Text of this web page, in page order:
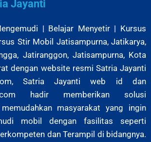
Jayanti
| Belajar Menyetir | Kursus
Stir Mobil Jatisampurna, Jatikarya,
Jatiranggon, Jatisampurna, Kota
dengan website resmi Satria Jayanti
Satria Jayanti web id dan
hadir memberikan solusi
masyarakat yang ingin
mobil dengan fasilitas seperti
dan Terampil di bidangnya.